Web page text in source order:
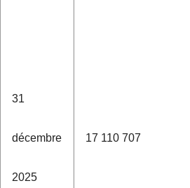
31
décembre
2025
17 110 707